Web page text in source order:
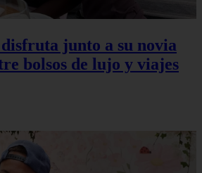
junto a su novia
bolsos de lujo y viajes